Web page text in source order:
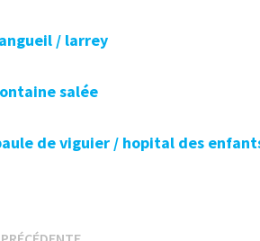
/ larrey
salée
de viguier / hopital des